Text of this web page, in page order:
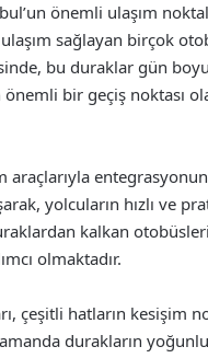
önemli ulaşım
ulaşım sağlayan birçok
bu duraklar gün
bir geçiş noktası
araçlarıyla
yolcuların hızlı ve
kalkan
olmaktadır.
çeşitli hatların kesişim
durakların